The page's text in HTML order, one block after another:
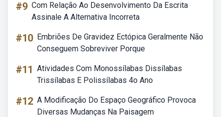
#9 Com Relação Ao Desenvolvimento Da Escrita
Assinale A Alternativa Incorreta
#10 Embriões De Gravidez Ectópica Geralmente Não
Conseguem Sobreviver Porque
#11 Atividades Com Monossílabas Dissílabas
Trissílabas E Polissílabas 4o Ano
#12 A Modificação Do Espaço Geográfico Provoca
Diversas Mudanças Na Paisagem